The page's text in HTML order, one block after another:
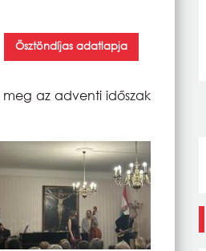
Ösztöndíjas adatlapja
az adventi időszak